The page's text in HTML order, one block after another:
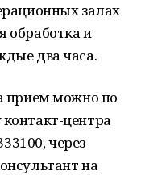
залах
обработка и
два часа.
прием можно по
центра
через
на